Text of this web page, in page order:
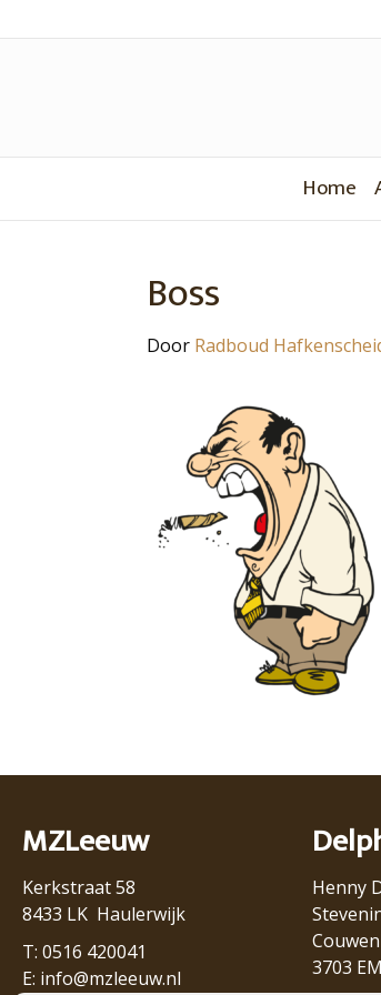
Home
Boss
Door Radboud
MZLeeuw
Kerkstraat 58
8433 LK Haulerwijk
T: 0516 420041
E: info@mzleeuw.nl
Henny
3703